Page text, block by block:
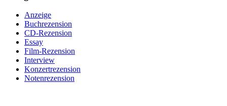
Anzeige
Buchrezension
CD-Rezension
Essay
Film-Rezension
Interview
Konzertrezension
Notenrezension